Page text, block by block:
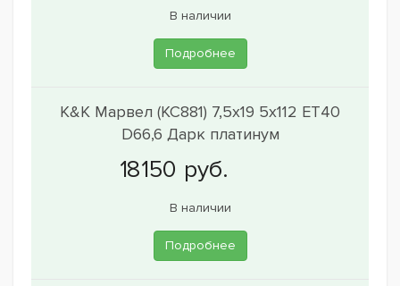
В наличии
Подробнее
K&K Марвел (КС881) 7,5x19 5x112 ET40
D66,6 Дарк платинум
В наличии
Подробнее